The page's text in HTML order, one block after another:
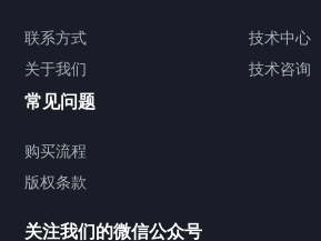
联系方式
关于我们
技术中心
技术咨询
常见问题
购买流程
版权条款
关注我们的微信公众号